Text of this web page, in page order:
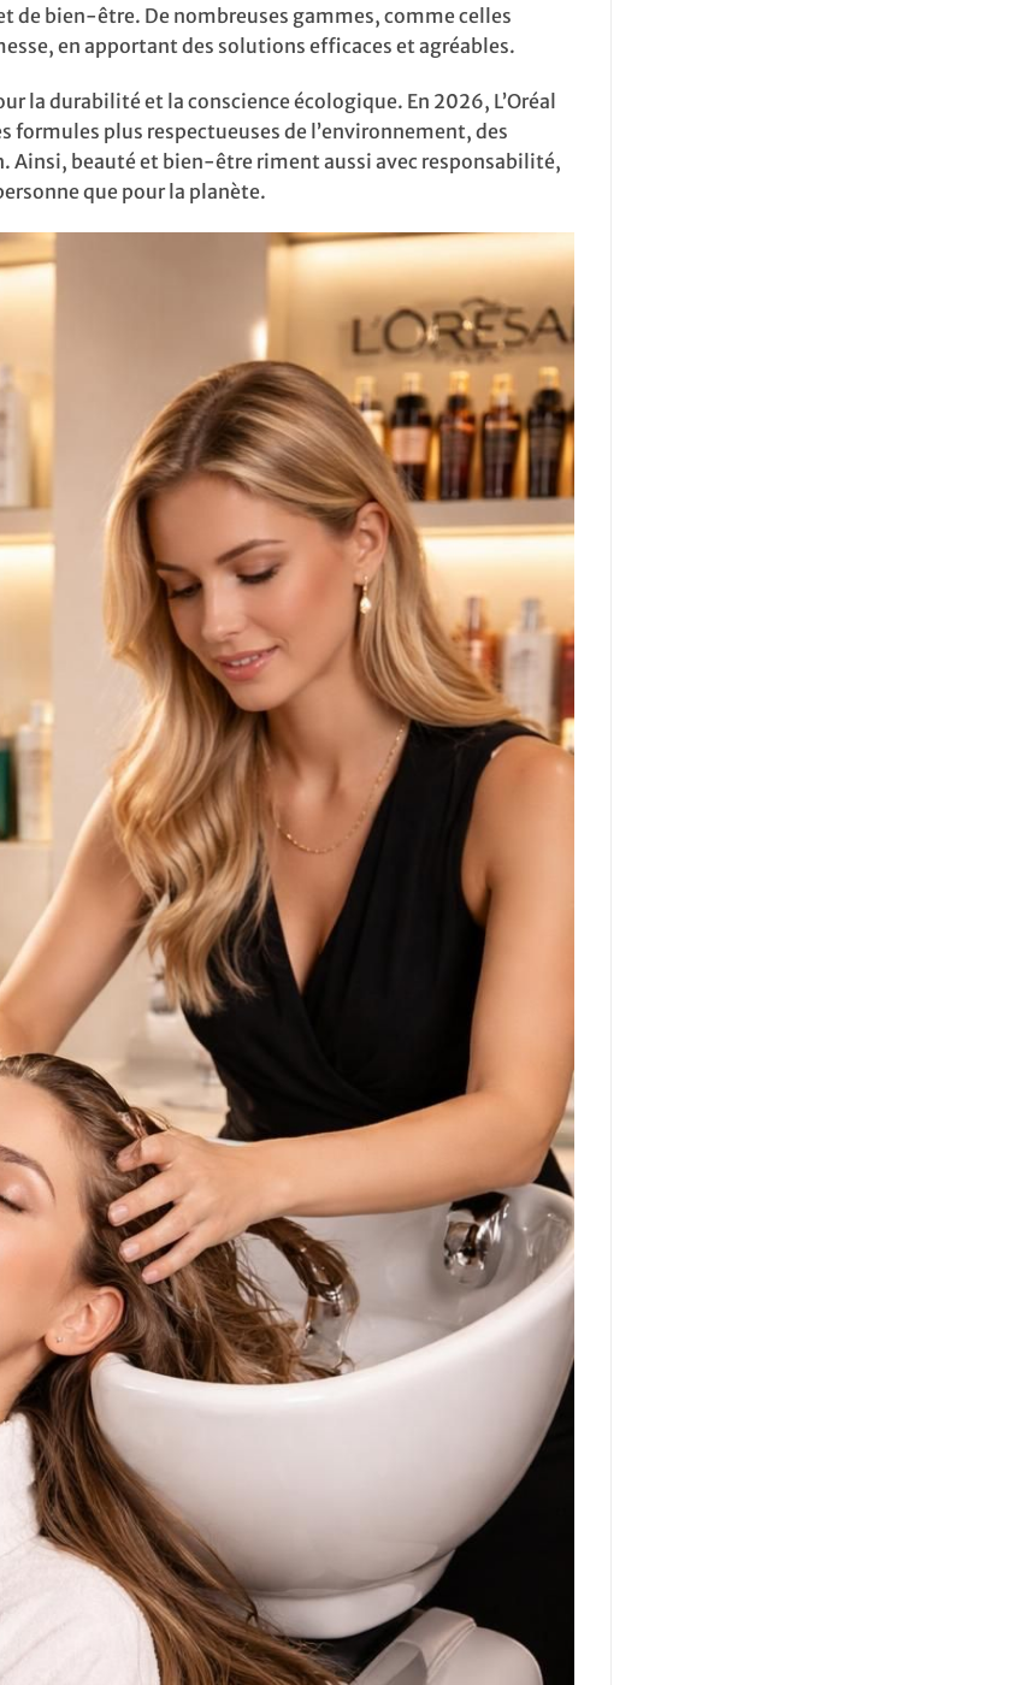
de bien-être. De nombreuses gammes, comme celles
en apportant des solutions efficaces et agréables.
la durabilité et la conscience écologique. En 2026, L’Oréal
plus respectueuses de l’environnement, des
Ainsi, beauté et bien-être riment aussi avec responsabilité,
que pour la planète.